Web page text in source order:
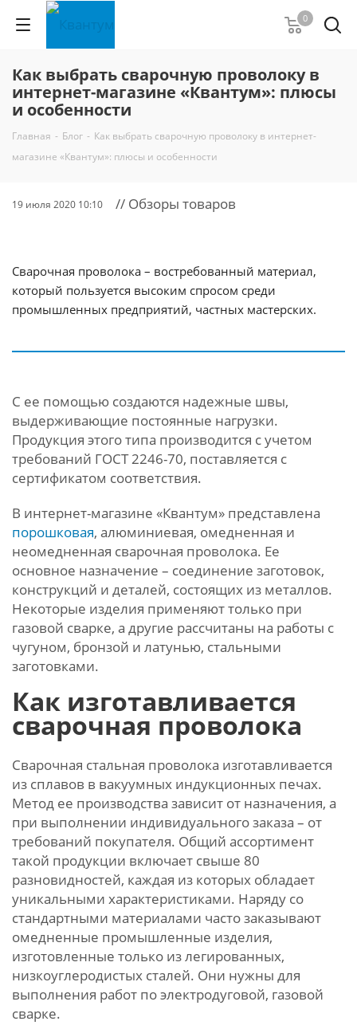
0
Как выбрать сварочную проволоку в
интернет-магазине «Квантум»: плюсы
и особенности
Главная - Блог - Как выбрать сварочную проволоку в интернет-
магазине «Квантум»: плюсы и особенности
19 июля 2020 10:10 // Обзоры товаров
Сварочная проволока – востребованный материал,
который пользуется высоким спросом среди
промышленных предприятий, частных мастерских.
С ее помощью создаются надежные швы,
выдерживающие постоянные нагрузки.
Продукция этого типа производится с учетом
требований ГОСТ 2246-70, поставляется с
сертификатом соответствия.
В интернет-магазине «Квантум» представлена
порошковая, алюминиевая, омедненная и
неомедненная сварочная проволока. Ее
основное назначение – соединение заготовок,
конструкций и деталей, состоящих из металлов.
Некоторые изделия применяют только при
газовой сварке, а другие рассчитаны на работы с
чугуном, бронзой и латунью, стальными
заготовками.
Как изготавливается
сварочная проволока
Сварочная стальная проволока изготавливается
из сплавов в вакуумных индукционных печах.
Метод ее производства зависит от назначения, а
при выполнении индивидуального заказа – от
требований покупателя. Общий ассортимент
такой продукции включает свыше 80
разновидностей, каждая из которых обладает
уникальными характеристиками. Наряду со
стандартными материалами часто заказывают
омедненные промышленные изделия,
изготовленные только из легированных,
низкоуглеродистых сталей. Они нужны для
выполнения работ по электродуговой, газовой
сварке.